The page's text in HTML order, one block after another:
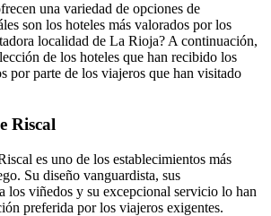
una variedad de opciones de
son los hoteles más valorados por los
localidad de La Rioja? A continuación,
de los hoteles que han recibido los
por parte de los viajeros que han visitado
Riscal
es uno de los establecimientos más
Su diseño vanguardista, sus
los viñedos y su excepcional servicio lo han
preferida por los viajeros exigentes.